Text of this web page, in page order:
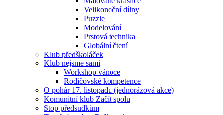
Velikonoční dílny
Puzzle
Modelování
Prstová technika
Globální čtení
Klub předškoláček
Klub nejsme sami
Workshop vánoce
Rodičovské kompetence
O pohár 17. listopadu (jednorázová akce)
Komunitní klub Začít spolu
Stop předsudkům